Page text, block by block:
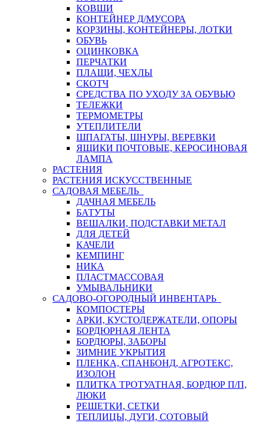
КОВШИ
КОНТЕЙНЕР Д/МУСОРА
КОРЗИНЫ, КОНТЕЙНЕРЫ, ЛОТКИ
ОБУВЬ
ОЦИНКОВКА
ПЕРЧАТКИ
ПЛАЩИ, ЧЕХЛЫ
СКОТЧ
СРЕДСТВА ПО УХОДУ ЗА ОБУВЬЮ
ТЕЛЕЖКИ
ТЕРМОМЕТРЫ
УТЕПЛИТЕЛИ
ШПАГАТЫ, ШНУРЫ, ВЕРЕВКИ
ЯЩИКИ ПОЧТОВЫЕ, КЕРОСИНОВАЯ
ЛАМПА
РАСТЕНИЯ
РАСТЕНИЯ ИСКУССТВЕННЫЕ
САДОВАЯ МЕБЕЛЬ
ДАЧНАЯ МЕБЕЛЬ
БАТУТЫ
ВЕШАЛКИ, ПОДСТАВКИ МЕТАЛ
ДЛЯ ДЕТЕЙ
КАЧЕЛИ
КЕМПИНГ
НИКА
ПЛАСТМАССОВАЯ
УМЫВАЛЬНИКИ
САДОВО-ОГОРОДНЫЙ ИНВЕНТАРЬ
КОМПОСТЕРЫ
АРКИ, КУСТОДЕРЖАТЕЛИ, ОПОРЫ
БОРДЮРНАЯ ЛЕНТА
БОРДЮРЫ, ЗАБОРЫ
ЗИМНИЕ УКРЫТИЯ
ПЛЕНКА, СПАНБОНД, АГРОТЕКС,
ИЗОЛОН
ПЛИТКА ТРОТУАТНАЯ, БОРДЮР П/П,
ЛЮКИ
РЕШЕТКИ, СЕТКИ
ТЕПЛИЦЫ, ДУГИ, СОТОВЫЙ